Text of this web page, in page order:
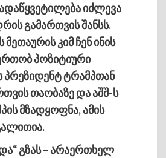
იძლევა
გამართვის შანსს.
კიმ ჩენ ინის
პოზიტიური
პრეზიდენტ ტრამპთან
თაობაზე და აშშ-ს
მზადყოფნა, ამის
გზას – არაერთხელ